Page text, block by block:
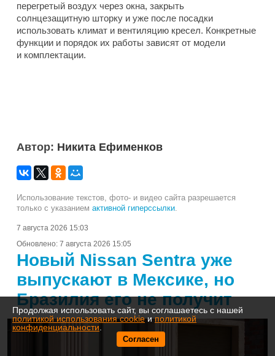
перегретый воздух через окна, закрыть
солнцезащитную шторку и уже после посадки
использовать климат и вентиляцию кресел. Конкретные
функции и порядок их работы зависят от модели
и комплектации.
Автор: Никита Ефименков
Использование текстов, фото- и видео сайта разрешается
только с указанием активной гиперссылки.
7 августа 2026 15:03
Обновлено: 7 августа 2026 15:05
Новый Nissan Sentra уже
выпускают в Мексике, но
Бразилия его не получит
Продолжая использовать сайт, вы соглашаетесь с нашей
политикой использования cookieиполитикой
конфиденциальности
Согласен